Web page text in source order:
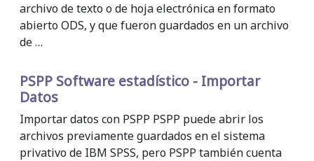
archivo de texto o de hoja electrónica en formato
abierto ODS, y que fueron guardados en un archivo
de …
PSPP Software estadístico - Importar
Datos
Importar datos con PSPP PSPP puede abrir los
archivos previamente guardados en el sistema
privativo de IBM SPSS, pero PSPP también cuenta